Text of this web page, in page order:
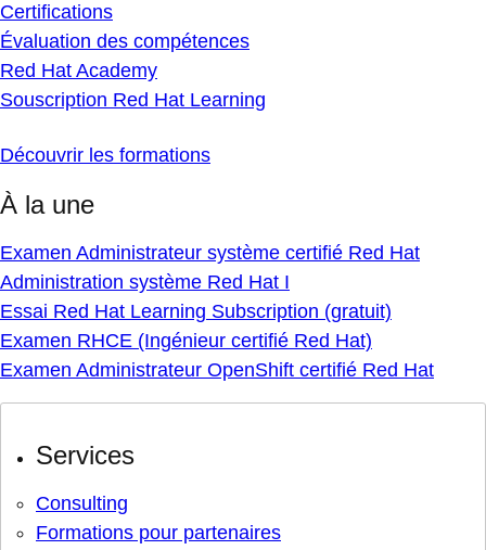
Certifications
Évaluation des compétences
Red Hat Academy
Souscription Red Hat Learning
Découvrir les formations
À la une
Examen Administrateur système certifié Red Hat
Administration système Red Hat I
Essai Red Hat Learning Subscription (gratuit)
Examen RHCE (Ingénieur certifié Red Hat)
Examen Administrateur OpenShift certifié Red Hat
Services
Consulting
Formations pour partenaires